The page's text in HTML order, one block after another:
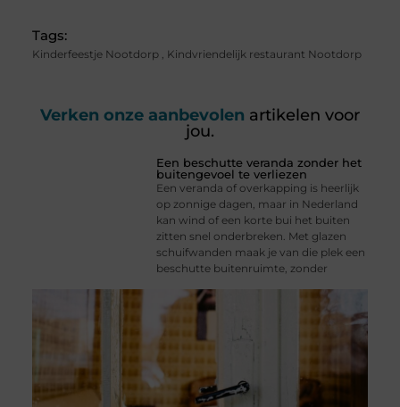
Tags:
Kinderfeestje Nootdorp, Kindvriendelijk restaurant Nootdorp
Verken onze aanbevolen artikelen voor
jou.
Een beschutte veranda zonder het
buitengevoel te verliezen
Een veranda of overkapping is heerlijk
op zonnige dagen, maar in Nederland
kan wind of een korte bui het buiten
zitten snel onderbreken. Met glazen
schuifwanden maak je van die plek een
beschutte buitenruimte, zonder